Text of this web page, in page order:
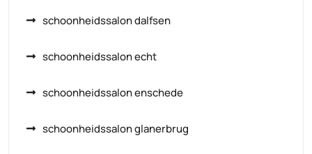
schoonheidssalon dalfsen
schoonheidssalon echt
schoonheidssalon enschede
schoonheidssalon glanerbrug